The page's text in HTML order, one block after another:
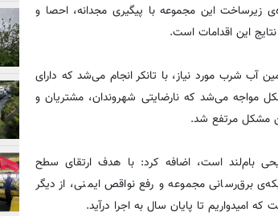
زیرساخت این مجموعه با پیگیری مجدانه، احصا و
این اقدامات است.
شرب مورد نیاز، با تانکر انجام می‌شد که دارای
مواجه می‌شد که نارضایتی شهروندان، مشتریان و
مشکل مرتفع شد.
بام‌لند است، اضافه کرد: با هدف ارتقای سطح
برق‌رسانی مجموعه و رفع نواقص ایمنی، از دیگر
امیدواریم تا پایان سال به اجرا درآید.